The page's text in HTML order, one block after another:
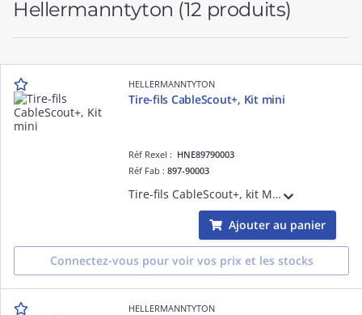
Hellermanntyton (12 produits)
HELLERMANNTYTON
Tire-fils CableScout+, Kit mini
Réf Rexel : HNE89790003
Réf Fab :897-90003
Tire-fils CableScout+, kit Mini : 1 rallonge souple + 2 semi-rigides + 1 très rigide de 400mm chacunes, 1 rallonge très souple blanche de 400mm, tête ronde de guidage, crochet petite taille, boucle de guidage
Ajouter au panier
Connectez-vous pour voir vos prix et les stocks
HELLERMANNTYTON